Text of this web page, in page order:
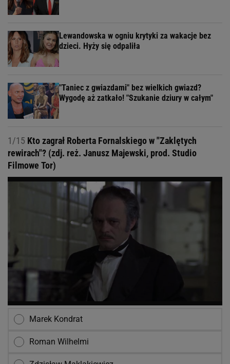
Lewandowska w ogniu krytyki za wakacje bez
dzieci. Hyży się odpaliła
"Taniec z gwiazdami" bez wielkich gwiazd?
Wygodę aż zatkało! "Szukanie dziury w całym"
1/15 Kto zagrał Roberta Fornalskiego w "Zaklętych
rewirach"? (zdj. reż. Janusz Majewski, prod. Studio
Filmowe Tor)
Marek Kondrat
Roman Wilhelmi